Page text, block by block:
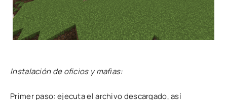
Instalación de oficios y mafias:
Primer paso: ejecuta el archivo descargado, así